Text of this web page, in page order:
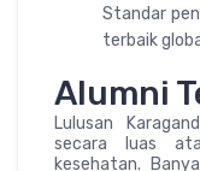
Standar
terbaik
Alumni
Lulusan
secara luas
kesehatan.